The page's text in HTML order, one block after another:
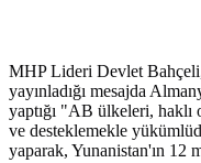
MHP Lideri Devlet
yayınladığı mesajda
yaptığı "AB ülkeleri,
ve desteklemekle
yaparak, Yunanistan'ın 12